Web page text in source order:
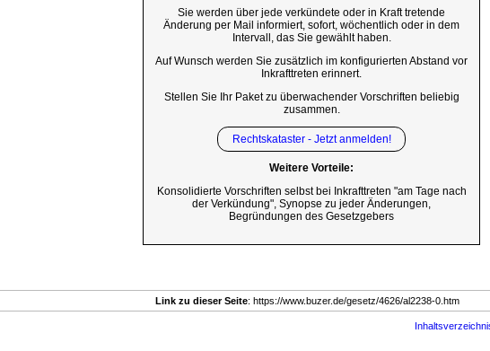
Sie werden über jede verkündete oder in Kraft tretende
Änderung per Mail informiert, sofort, wöchentlich oder in dem
Intervall, das Sie gewählt haben.
Auf Wunsch werden Sie zusätzlich im konfigurierten Abstand vor
Inkrafttreten erinnert.
Stellen Sie Ihr Paket zu überwachender Vorschriften beliebig
zusammen.
Rechtskataster - Jetzt anmelden!
Weitere Vorteile:
Konsolidierte Vorschriften selbst bei Inkrafttreten "am Tage nach
der Verkündung", Synopse zu jeder Änderungen,
Begründungen des Gesetzgebers
Link zu dieser Seite: https://www.buzer.de/gesetz/4626/al2238-0.htm